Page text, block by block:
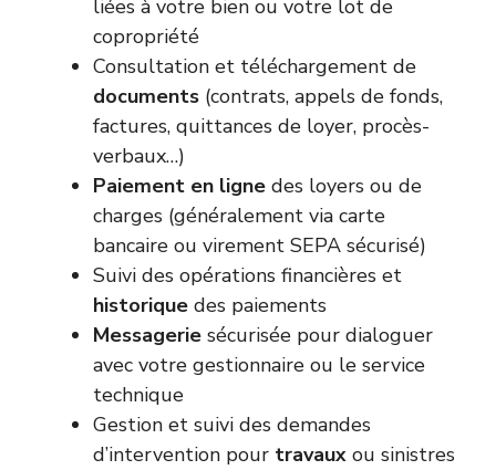
liées à votre bien ou votre lot de
copropriété
Consultation et téléchargement de
documents (contrats, appels de fonds,
factures, quittances de loyer, procès-
verbaux…)
Paiement en ligne des loyers ou de
charges (généralement via carte
bancaire ou virement SEPA sécurisé)
Suivi des opérations financières et
historique des paiements
Messagerie sécurisée pour dialoguer
avec votre gestionnaire ou le service
technique
Gestion et suivi des demandes
d’intervention pour travaux ou sinistres